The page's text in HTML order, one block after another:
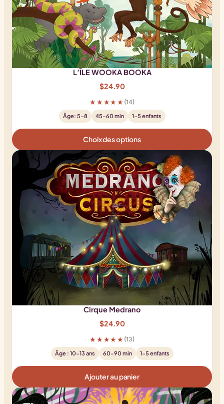
L’ÎLE WOOKA BOOKA
$24.90
★★★★★ (14)
Âge: 5-8 45-60 min 1-5 enfants
Choix des options
Cirque Medrano
$24.90
★★★★★ (13)
Âge : 10-13 ans 60-90 min 1-5 enfants
Ajouter au panier